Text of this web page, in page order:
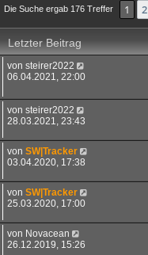
Die Suche ergab 176 Treffer 1 2
Letzter Beitrag
von steirer2022
06.04.2021, 22:00
von steirer2022
28.03.2021, 23:43
von SW|Tracker
03.04.2020, 17:38
von SW|Tracker
25.03.2020, 17:00
von Novacean
26.12.2019, 15:26